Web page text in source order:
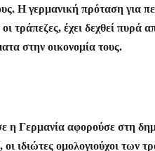
Η γερμανική πρόταση για
τράπεζες, έχει δεχθεί πυρά
στην οικονομία τους.
Γερμανία αφορούσε στη
ιδιώτες ομολογιούχοι των